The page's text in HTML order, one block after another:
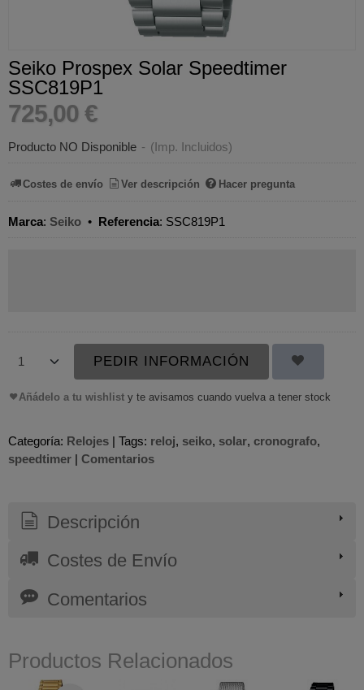
Seiko Prospex Solar Speedtimer
SSC819P1
725,00 €
Producto NO Disponible - (Imp. Incluidos)
Costes de envío Ver descripción Hacer pregunta
Marca: Seiko • Referencia: SSC819P1
PEDIR INFORMACIÓN
Añádelo a tu wishlist y te avisamos cuando vuelva a tener stock
Categoría: Relojes | Tags: reloj seiko solar cronografo
speedtimer | Comentarios
Descripción
Costes de Envío
Comentarios
Productos Relacionados